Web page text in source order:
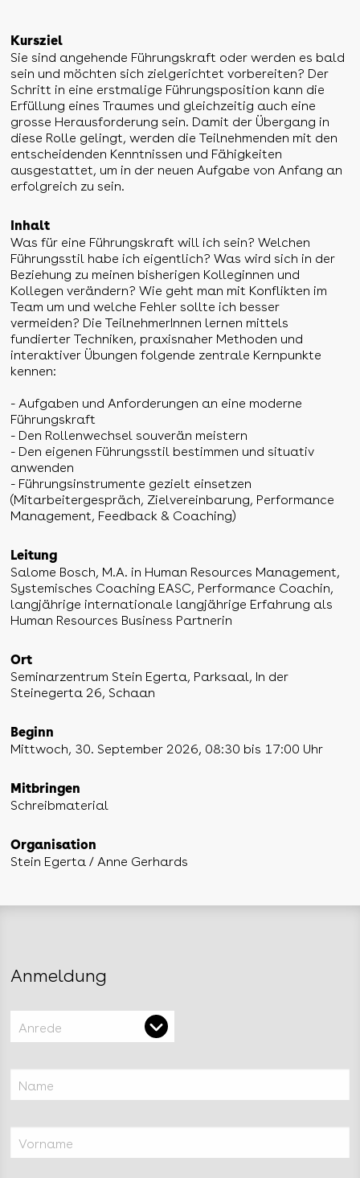
Kursziel
Sie sind angehende Führungskraft oder werden es bald
sein und möchten sich zielgerichtet vorbereiten? Der
Schritt in eine erstmalige Führungsposition kann die
Erfüllung eines Traumes und gleichzeitig auch eine
grosse Herausforderung sein. Damit der Übergang in
diese Rolle gelingt, werden die Teilnehmenden mit den
entscheidenden Kenntnissen und Fähigkeiten
ausgestattet, um in der neuen Aufgabe von Anfang an
erfolgreich zu sein.
Inhalt
Was für eine Führungskraft will ich sein? Welchen
Führungsstil habe ich eigentlich? Was wird sich in der
Beziehung zu meinen bisherigen Kolleginnen und
Kollegen verändern? Wie geht man mit Konflikten im
Team um und welche Fehler sollte ich besser
vermeiden? Die TeilnehmerInnen lernen mittels
fundierter Techniken, praxisnaher Methoden und
interaktiver Übungen folgende zentrale Kernpunkte
kennen:
- Aufgaben und Anforderungen an eine moderne
Führungskraft
- Den Rollenwechsel souverän meistern
- Den eigenen Führungsstil bestimmen und situativ
anwenden
- Führungsinstrumente gezielt einsetzen
(Mitarbeitergespräch, Zielvereinbarung, Performance
Management, Feedback & Coaching)
Leitung
Salome Bosch, M.A. in Human Resources Management,
Systemisches Coaching EASC, Performance Coachin,
langjährige internationale langjährige Erfahrung als
Human Resources Business Partnerin
Ort
Seminarzentrum Stein Egerta, Parksaal, In der
Steinegerta 26, Schaan
Beginn
Mittwoch, 30. September 2026, 08:30 bis 17:00 Uhr
Mitbringen
Schreibmaterial
Organisation
Stein Egerta / Anne Gerhards
Anmeldung
Anrede
Name
Vorname